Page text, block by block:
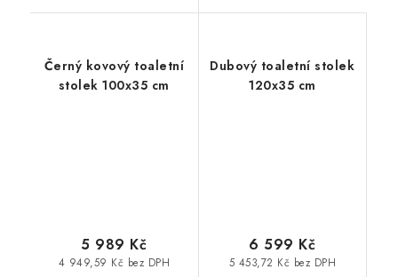
Černý kovový toaletní
stolek 100x35 cm
4 949,59 Kč bez DPH
5 989 Kč
Dubový toaletní stolek
120x35 cm
5 453,72 Kč bez DPH
6 599 Kč